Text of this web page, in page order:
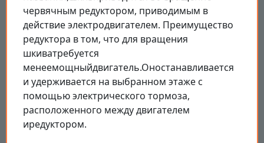
червячным редуктором, приводимым в
действие электродвигателем. Преимущество
редуктора в том, что для вращения
шкиватребуется
менеемощныйдвигатель.Оностанавливается
и удерживается на выбранном этаже с
помощью электрического тормоза,
расположенного между двигателем
иредуктором.